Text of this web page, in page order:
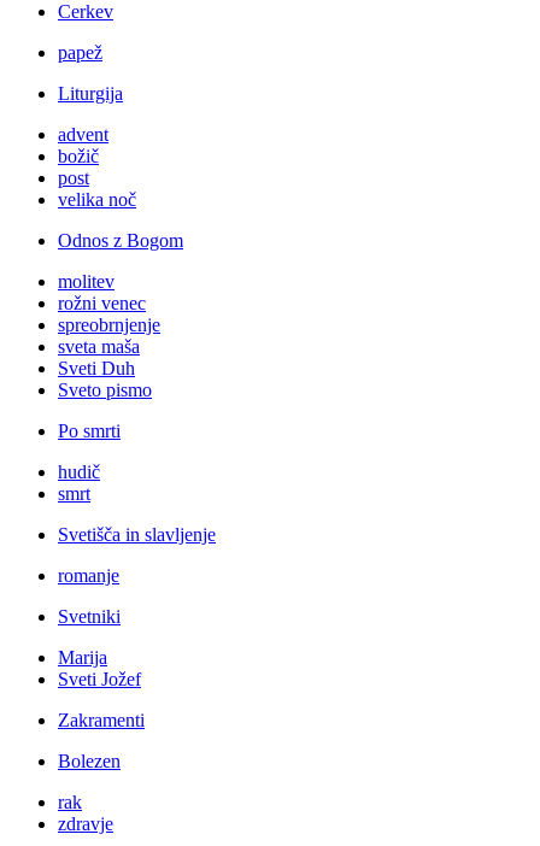
Cerkev
papež
Liturgija
advent
božič
post
velika noč
Odnos z Bogom
molitev
rožni venec
spreobrnjenje
sveta maša
Sveti Duh
Sveto pismo
Po smrti
hudič
smrt
Svetišča in slavljenje
romanje
Svetniki
Marija
Sveti Jožef
Zakramenti
Bolezen
rak
zdravje